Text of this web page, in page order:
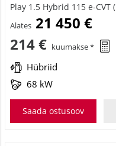
Play 1.5 Hybrid 115 e-CVT
Alates 21 450 €
214 € kuumakse *
Hübriid
68 kW
Saada ostusoov